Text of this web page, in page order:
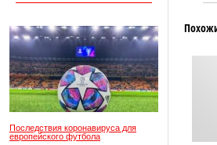
Последствия коронавируса для
европейского футбола